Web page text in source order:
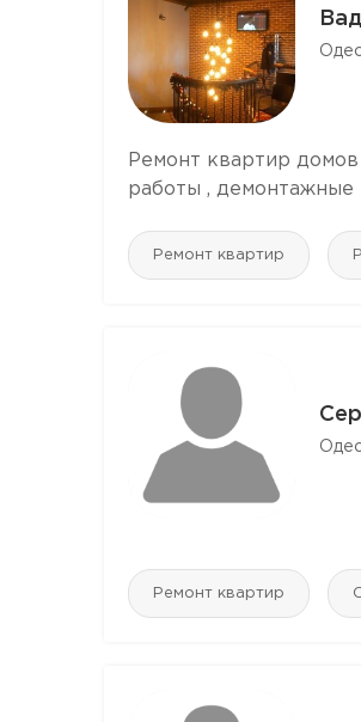
Ремонт квартир
работы , демонтажные
Ремонт квартир
Ремонт квартир